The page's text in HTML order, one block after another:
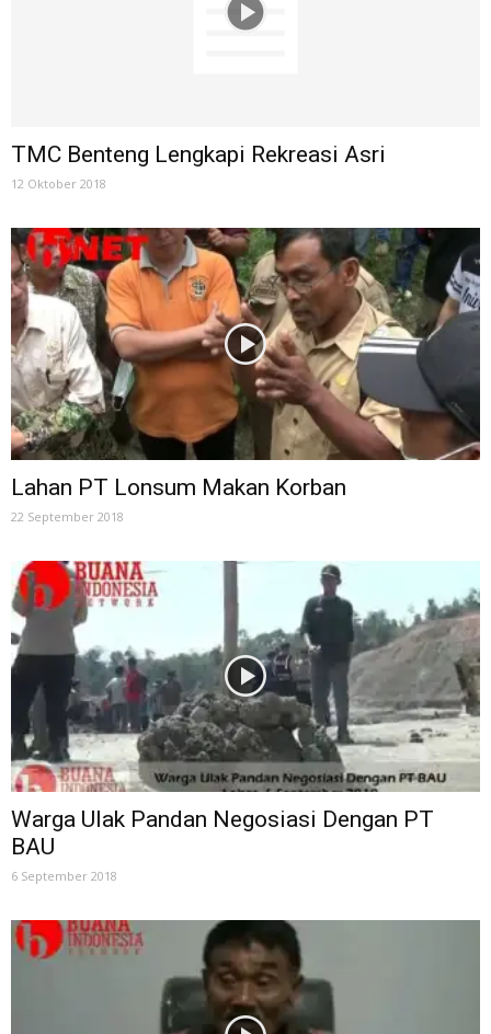
TMC Benteng Lengkapi Rekreasi Asri
12 Oktober 2018
Lahan PT Lonsum Makan Korban
22 September 2018
Warga Ulak Pandan Negosiasi Dengan PT
BAU
6 September 2018